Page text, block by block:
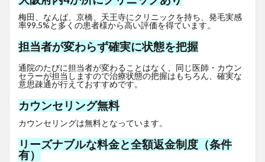
梅田、なんば、京橋、天王寺にクリニックを持ち、発毛実感
率99.5%と多くの患者様から高い評価を得ています。
担当者が変わらず確実に状態を把握
通院のたびに担当者が変わることはなく、同じ医師・カウン
セラーが担当しますので治療状態の把握はもちろん、確実な
意思疎通が行えておすすめです。
カウンセリング無料
カウンセリングは無料となっています。
リーズナブルな料金と全額返金制度（条件
有）